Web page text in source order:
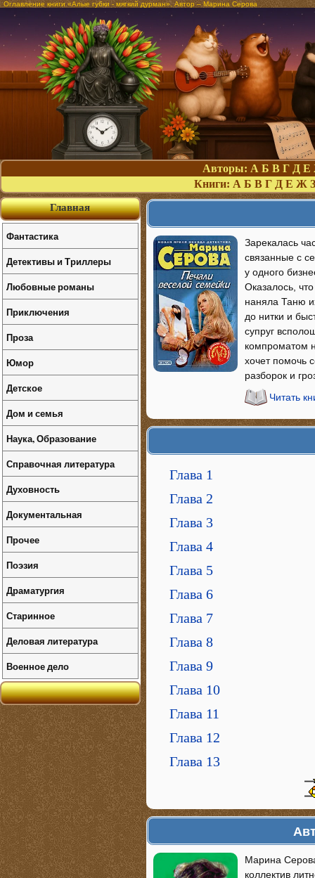
Оглавление книги «Алые губки - мягкий дурман». Автор – Марина Серова
Авторы: А Б В Г Д Е
Книги: А Б В Г Д Е Ж З
Зарекалась
связанные с
у одного
Оказалось,
наняла Таню
до нитки и
супруг
компроматом
хочет помочь
разборок и
Читать
Глава 1
Глава 2
Глава 3
Глава 4
Глава 5
Глава 6
Глава 7
Глава 8
Глава 9
Глава 10
Глава 11
Глава 12
Глава 13
Марина
коллектив
Главная
Фантастика
Детективы и Триллеры
Любовные романы
Приключения
Проза
Юмор
Детское
Дом и семья
Наука, Образование
Справочная литература
Духовность
Документальная
Прочее
Поэзия
Драматургия
Старинное
Деловая литература
Военное дело